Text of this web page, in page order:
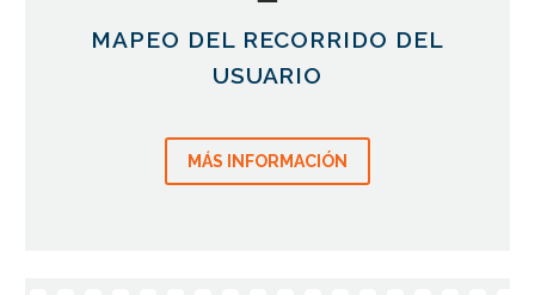
MAPEO DEL RECORRIDO DEL
USUARIO
MÁS INFORMACIÓN